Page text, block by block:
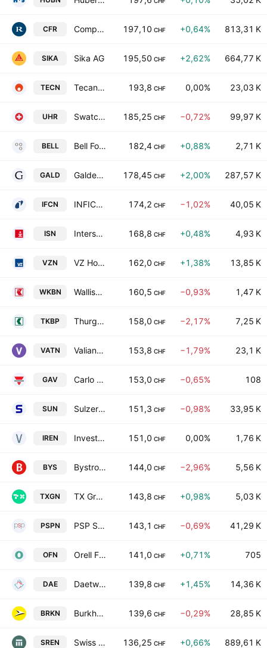
CFR Compagnie Financiere Richemont SA 197,10 CHF +0,64% 813,31 K
SIKA Sika AG 195,50 CHF +2,62% 664,77 K
TECN Tecan Group AG 193,8 CHF 0,00% 23,03 K
UHR Swatch Group Ltd. Bearer 185,25 CHF −0,72% 99,97 K
BELL Bell Food Group Ltd. 182,4 CHF +0,88% 2,71 K
GALD Galderma Group AG 178,45 CHF +2,00% 287,57 K
IFCN INFICON Holding AG 174,2 CHF −1,02% 40,05 K
ISN Intershop Holding AG 168,8 CHF +0,48% 4,93 K
VZN VZ Holding AG 162,0 CHF +1,38% 13,85 K
WKBN Walliser Kantonalbank 160,5 CHF −0,93% 1,47 K
TKBP Thurgauer Kantonalbank 158,0 CHF −2,17% 7,25 K
VATN Valiant Holding AG 153,8 CHF −1,79% 23,1 K
GAV Carlo Gavazzi Holding AG 153,0 CHF −0,65% 108
SUN Sulzer AG 151,3 CHF −0,98% 33,95 K
IREN Investis Holding SA 151,0 CHF 0,00% 1,76 K
BYS Bystronic AG 144,0 CHF −2,96% 5,56 K
TXGN TX Group AG 143,8 CHF +0,98% 5,03 K
PSPN PSP Swiss Property AG 143,1 CHF −0,69% 41,29 K
OFN Orell Fussli AG 141,0 CHF +0,71% 705
DAE Daetwyler Holding AG 139,8 CHF +1,45% 14,36 K
BRKN Burkhalter Holding AG 139,6 CHF −0,29% 28,85 K
SREN Swiss Re AG 136,25 CHF +0,66% 889,61 K